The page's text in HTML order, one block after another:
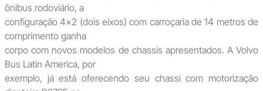
ônibus rodoviário, a
configuração 4×2 (dois eixos) com carroçaria de 14 metros de
comprimento ganha
corpo com novos modelos de chassis apresentados. A Volvo
Bus Latin America, por
exemplo, já está oferecendo seu chassi com motorização